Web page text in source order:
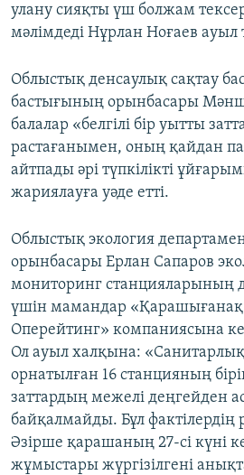
улану сияқты үш болжам
мәлімдеді Нұрлан Ноғаев
Облыстық денсаулық сақтау
бастығының орынбасары
балалар «белгілі бір уытты
растағанымен, оның қайдан
айтпады әрі түпкілікті
жариялауға уәде етті.
Облыстық экология
орынбасары Ерлан Сапаров
мониторинг станцияларының
үшін мамандар
Оперейтинг» компаниясына
Ол ауыл халқына:
орнатылған 16 станцияның
заттардың межелі деңгейден
байқалмайды. Бұл фактілердің
Әзірше қарашаның 27-сі күні
жұмыстары жүргізілгені